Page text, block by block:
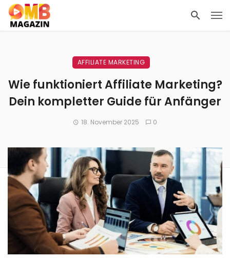
AFFILIATE MARKETING
Wie funktioniert Affiliate Marketing?
Dein kompletter Guide für Anfänger
18. November 2025 0